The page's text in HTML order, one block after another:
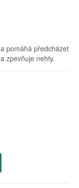
pomáhá předcházet
zpevňuje nehty.